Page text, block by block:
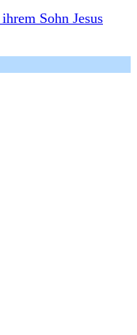
Sohn Jesus